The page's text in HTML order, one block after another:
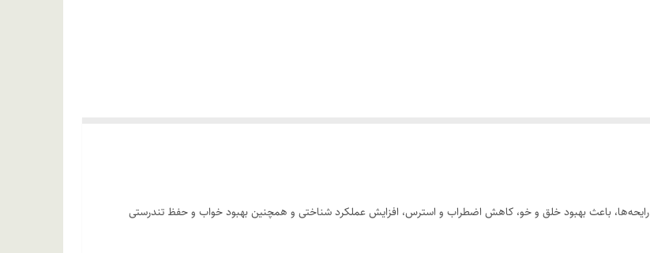
رایحه‌ها، باعث بهبود خلق و خو، کاهش اضطراب و استرس، افزایش عملکرد شناختی و همچنین بهبود خواب و حفظ تندرستی